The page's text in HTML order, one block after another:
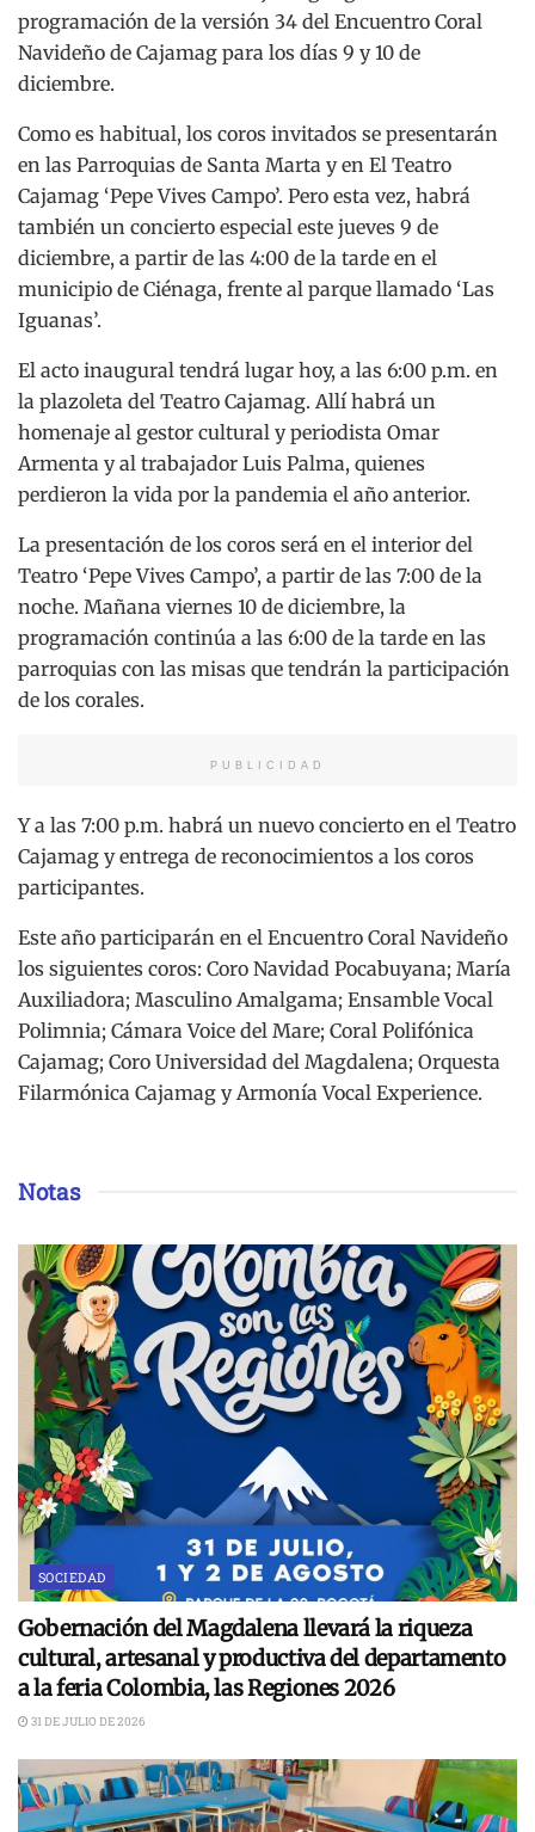
programación de la versión 34 del Encuentro Coral
Navideño de Cajamag para los días 9 y 10 de
diciembre.
Como es habitual, los coros invitados se presentarán
en las Parroquias de Santa Marta y en El Teatro
Cajamag ‘Pepe Vives Campo’. Pero esta vez, habrá
también un concierto especial este jueves 9 de
diciembre, a partir de las 4:00 de la tarde en el
municipio de Ciénaga, frente al parque llamado ‘Las
Iguanas’.
El acto inaugural tendrá lugar hoy, a las 6:00 p.m. en
la plazoleta del Teatro Cajamag. Allí habrá un
homenaje al gestor cultural y periodista Omar
Armenta y al trabajador Luis Palma, quienes
perdieron la vida por la pandemia el año anterior.
La presentación de los coros será en el interior del
Teatro ‘Pepe Vives Campo’, a partir de las 7:00 de la
noche. Mañana viernes 10 de diciembre, la
programación continúa a las 6:00 de la tarde en las
parroquias con las misas que tendrán la participación
de los corales.
PUBLICIDAD
Y a las 7:00 p.m. habrá un nuevo concierto en el Teatro
Cajamag y entrega de reconocimientos a los coros
participantes.
Este año participarán en el Encuentro Coral Navideño
los siguientes coros: Coro Navidad Pocabuyana; María
Auxiliadora; Masculino Amalgama; Ensamble Vocal
Polimnia; Cámara Voice del Mare; Coral Polifónica
Cajamag; Coro Universidad del Magdalena; Orquesta
Filarmónica Cajamag y Armonía Vocal Experience.
Notas
SOCIEDAD
Gobernación del Magdalena llevará la riqueza
cultural, artesanal y productiva del departamento
a la feria Colombia, las Regiones 2026
31 DE JULIO DE 2026